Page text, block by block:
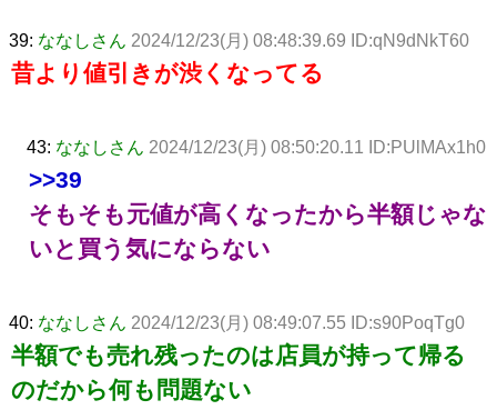
39: ななしさん 2024/12/23(月) 08:48:39.69 ID:qN9dNkT60
昔より値引きが渋くなってる
43: ななしさん 2024/12/23(月) 08:50:20.11 ID:PUlMAx1h0
>>39
そもそも元値が高くなったから半額じゃな
いと買う気にならない
40: ななしさん 2024/12/23(月) 08:49:07.55 ID:s90PoqTg0
半額でも売れ残ったのは店員が持って帰る
のだから何も問題ない